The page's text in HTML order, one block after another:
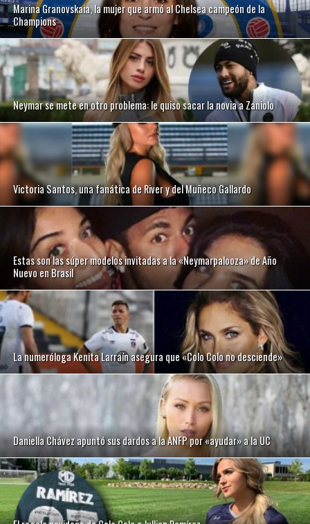
Marina Granovskaia, la mujer que armó al Chelsea campeón de la
Champions
Neymar se mete en otro problema: le quiso sacar la novia a Zaniolo
Victoria Santos, una fanática de River y del Muñeco Gallardo
Estas son las súper modelos invitadas a la «Neymarpalooza» de Año
Nuevo en Brasil
La numeróloga Kenita Larraín asegura que «Colo Colo no desciende»
Daniella Chávez apuntó sus dardos a la ANFP por «ayudar» a la UC